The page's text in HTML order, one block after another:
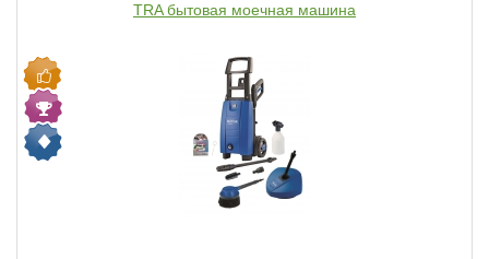
TRA бытовая моечная машина